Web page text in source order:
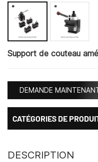
Support de couteau
DEMANDE
CATÉGORIES DE
DESCRIPTION